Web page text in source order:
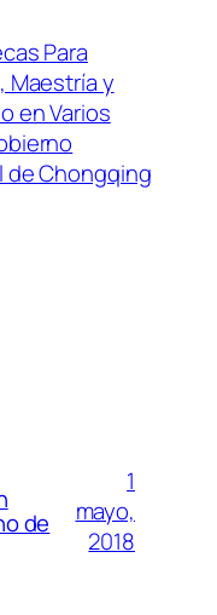
Para
Maestría y
en Varios
de Chongqing
de
1
mayo,
2018